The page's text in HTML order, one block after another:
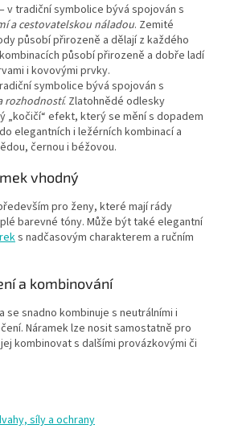
– v tradiční symbolice bývá spojován s
a cestovatelskou náladou. Zemité
působí přirozeně a dělají z každého
působí přirozeně a dobře ladí
i kovovými prvky.
symbolice bývá spojován s
rozhodností. Zlatohnědé odlesky
„kočičí“ efekt, který se mění s dopadem
elegantních i ležérních kombinací a
černou i béžovou.
vhodný
pro ženy, které mají rády
barevné tóny. Může být také elegantní
s nadčasovým charakterem a ručním
a kombinování
se snadno kombinuje s neutrálními i
Náramek lze nosit samostatně pro
kombinovat s dalšími provázkovými či
síly a ochrany